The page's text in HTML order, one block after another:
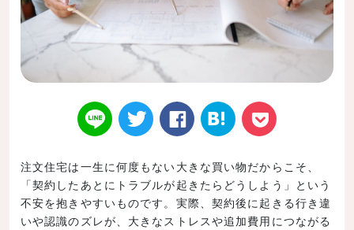
LINE Twitt Face はてなブ Poke
注文住宅は一生に何度もない大きな買い物だからこそ、
「契約したあとにトラブルが起きたらどうしよう」という
不安を抱きやすいものです。実際、契約後に起きる行き違
いや認識のズレが、大きなストレスや追加費用につながる